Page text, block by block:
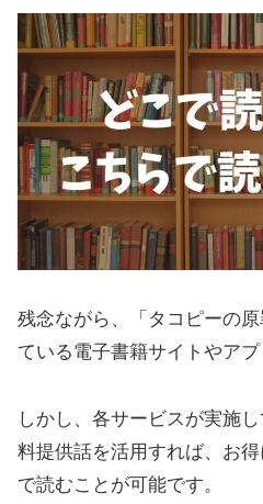
残念ながら、「タコピーの
ている電子書籍サイトやアプ
しかし、各サービスが実施
料提供話を活用すれば、お
で読むことが可能です。